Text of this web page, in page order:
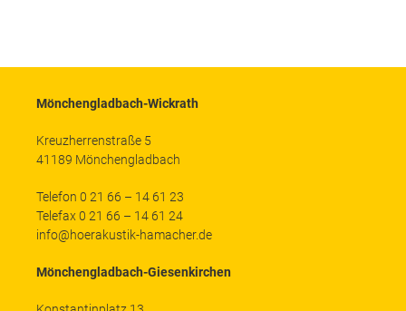
Mönchengladbach-Wickrath
Kreuzherrenstraße 5
41189 Mönchengladbach
Telefon 0 21 66 – 14 61 23
Telefax 0 21 66 – 14 61 24
info@hoerakustik-hamacher.de
Mönchengladbach-Giesenkirchen